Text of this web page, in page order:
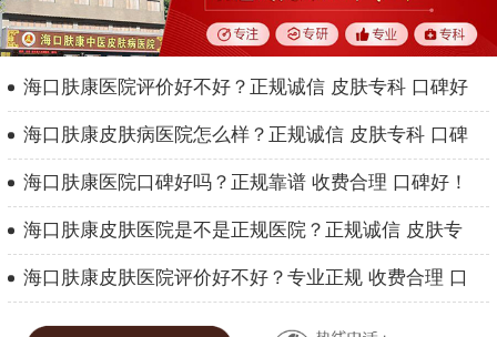
海口肤康医院评价好不好？正规诚信 皮肤专科 口碑好
海口肤康皮肤病医院怎么样？正规诚信 皮肤专科 口碑
海口肤康医院口碑好吗？正规靠谱 收费合理 口碑好！
海口肤康皮肤医院是不是正规医院？正规诚信 皮肤专
海口肤康皮肤医院评价好不好？专业正规 收费合理 口